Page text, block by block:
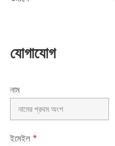
যোগাযোগ
নাম
ইমেইল *